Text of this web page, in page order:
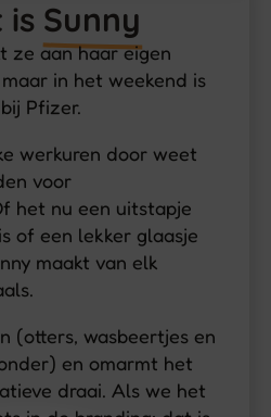
is Sunny
ze aan haar eigen
maar in het weekend is
Pfizer.
werkuren door weet
voor
het nu een uitstapje
of een lekker glaasje
maakt van elk
(otters, wasbeertjes en
en omarmt het
draai. Als we het